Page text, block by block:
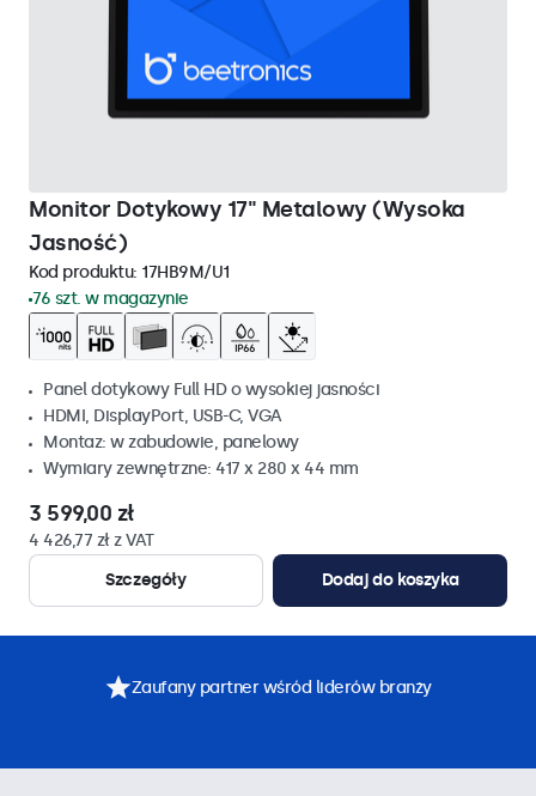
Monitor Dotykowy 17" Metalowy (Wysoka
Jasność)
Kod produktu: 17HB9M/U1
76 szt. w magazynie
Panel dotykowy Full HD o wysokiej jasności
HDMI, DisplayPort, USB-C, VGA
Montaz: w zabudowie, panelowy
Wymiary zewnętrzne: 417 x 280 x 44 mm
3 599,00 zł
4 426,77 zł z VAT
Szczegóły
Dodaj do koszyka
Zaufany partner wśród liderów branży